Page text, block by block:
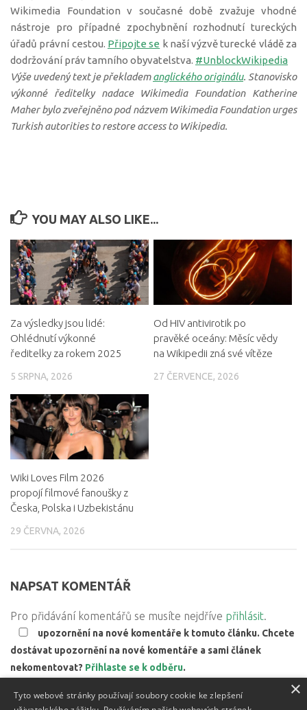
Wikimedia Foundation v současné době zvažuje vhodné
nástroje pro případné zpochybnění rozhodnutí tureckých
úřadů právní cestou. Připojte se k naší výzvě turecké vládě za
dodržování práv tamního obyvatelstva. #UnblockWikipedia
Výše uvedený text je překlademanglického originálu. Stanovisko
výkonné ředitelky nadace Wikimedia Foundation Katherine
Maher bylo zveřejněno pod názvem Wikimedia Foundation urges
Turkish autorities to restore access to Wikipedia.
YOU MAY ALSO LIKE...
Za výsledky jsou lidé:
Ohlédnutí výkonné
ředitelky za rokem 2025
5 SRPNA, 2026
Od HIV antivirotik po
pravěké oceány: Měsíc vědy
na Wikipedii zná své vítěze
27 ČERVENCE, 2026
Wiki Loves Film 2026
propojí filmové fanoušky z
Česka, Polska i Uzbekistánu
29 ČERVNA, 2026
NAPSAT KOMENTÁŘ
Pro přidávání komentářů se musíte nejdříve přihlásit.
upozornění na nové komentáře k tomuto článku. Chcete
dostávat upozornění na nové komentáře a sami článek
nekomentovat? Přihlaste se k odběru.
Zjistěte,
jak jsou zpracovávány údaje z komentářů.
×
Tyto webové stránky používají soubory cookie ke zlepšení